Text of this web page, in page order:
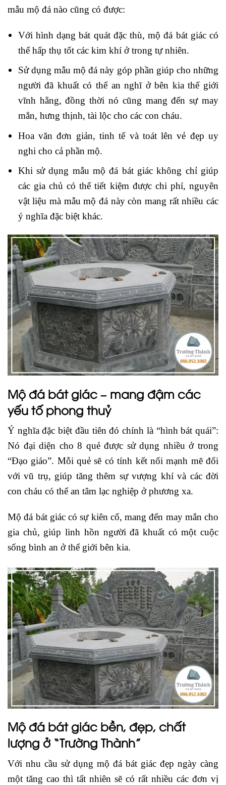
mẫu mộ đá nào cũng có được:
Với hình dạng bát quát đặc thù, mộ đá bát giác có
thể hấp thụ tốt các kim khí ở trong tự nhiên.
Sử dụng mẫu mộ đá này góp phần giúp cho những
người đã khuất có thể an nghĩ ở bên kia thế giới
vĩnh hằng, đồng thời nó cũng mang đến sự may
mắn, hưng thịnh, tài lộc cho các con cháu.
Hoa văn đơn giản, tinh tế và toát lên vẻ đẹp uy
nghi cho cả phần mộ.
Khi sử dụng mẫu mộ đá bát giác không chỉ giúp
các gia chủ có thể tiết kiệm được chi phí, nguyên
vật liệu mà mẫu mộ đá này còn mang rất nhiều các
ý nghĩa đặc biệt khác.
Mộ đá bát giác – mang đậm các
yếu tố phong thuỷ
Ý nghĩa đặc biệt đầu tiên đó chính là “hình bát quái”:
Nó đại diện cho 8 quẻ được sử dụng nhiều ở trong
“Đạo giáo”. Mỗi quẻ sẽ có tính kết nối mạnh mẽ đối
với vũ trụ, giúp tăng thêm sự vượng khí và các đời
con cháu có thể an tâm lạc nghiệp ở phương xa.
Mộ đá bát giác có sự kiên cố, mang đến may mắn cho
gia chủ, giúp linh hồn người đã khuất có một cuộc
sống bình an ở thế giới bên kia.
Mộ đá bát giác bền, đẹp, chất
lượng ở “Trường Thành”
Với nhu cầu sử dụng mộ đá bát giác đẹp ngày càng
một tăng cao thì tất nhiên sẽ có rất nhiều các đơn vị